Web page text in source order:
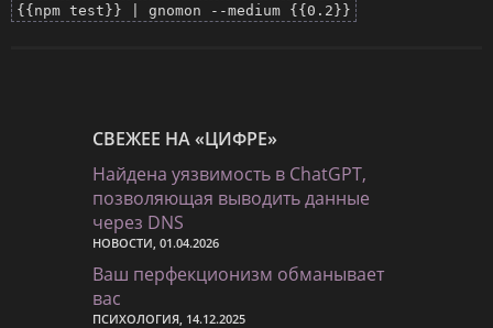
{{npm test}} | gnomon --medium {{0.2}}
СВЕЖЕЕ НА «ЦИФРЕ»
Найдена уязвимость в ChatGPT,
позволяющая выводить данные
через DNS
НОВОСТИ, 01.04.2026
Ваш перфекционизм обманывает
вас
ПСИХОЛОГИЯ, 14.12.2025